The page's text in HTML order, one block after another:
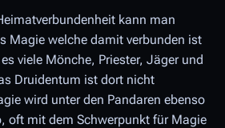
kann man
Magie welche damit verbunden ist
viele Mönche, Priester, Jäger und
Druidentum ist dort nicht
wird unter den Pandaren ebenso
oft mit dem Schwerpunkt für Magie